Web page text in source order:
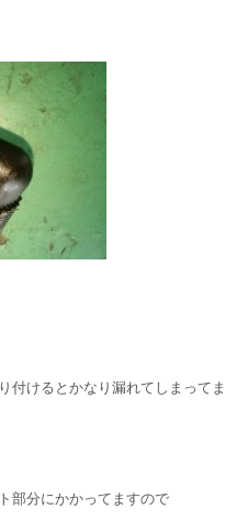
付けるとかなり漏れてしまって
部分にかかってますので